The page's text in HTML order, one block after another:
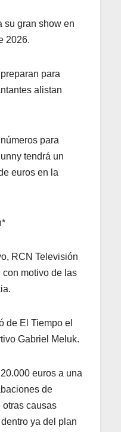
su gran show en
2026.
para
alistan
para
tendrá un
euros en la
RCN Televisión
con motivo de las
de El Tiempo el
Gabriel Meluk.
euros a una
de
causas
ya del plan